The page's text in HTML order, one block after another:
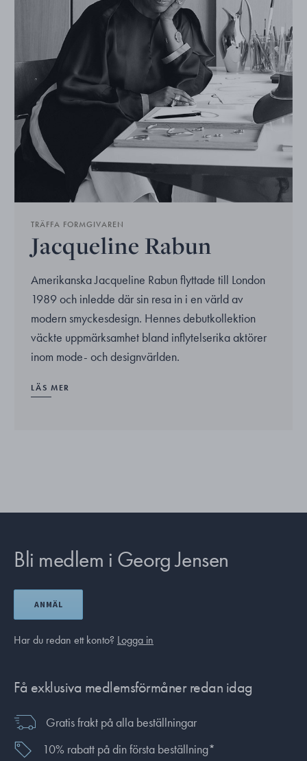
TRÄFFA FORMGIVAREN
Jacqueline Rabun
Amerikanska Jacqueline Rabun flyttade till London
1989 och inledde där sin resa in i en värld av
modern smyckesdesign. Hennes debutkollektion
väckte uppmärksamhet bland inflytelserika aktörer
inom mode- och designvärlden.
LÄS MER
Bli medlem i Georg Jensen
ANMÄL
Har du redan ett konto? Logga in
Få exklusiva medlemsförmåner redan idag
Gratis frakt på alla beställningar
10% rabatt på din första beställning*